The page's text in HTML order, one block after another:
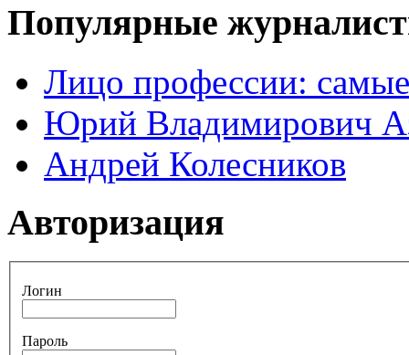
Популярные
Лицо профессии:
Юрий Владимирович
Андрей Колесников
Авторизация
Логин
Пароль